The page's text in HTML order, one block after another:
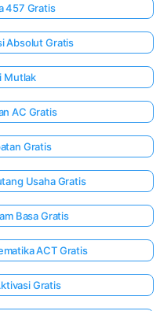
457 Gratis
Absolut Gratis
Mutlak
AC Gratis
Gratis
Usaha Gratis
Basa Gratis
ACT Gratis
Gratis